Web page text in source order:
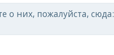
о них, пожалуйста, сюда: